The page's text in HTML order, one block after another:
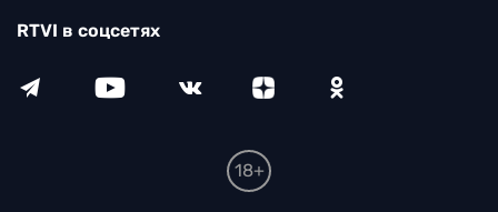
RTVI в соцсетях
18+